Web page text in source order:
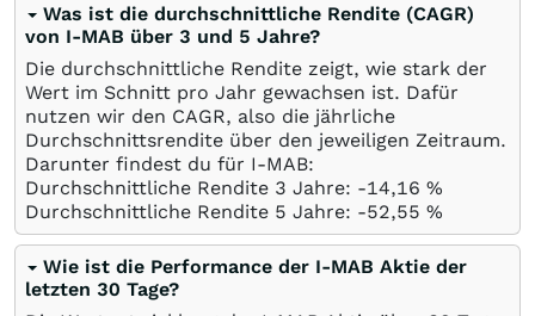
Was ist die durchschnittliche Rendite (CAGR)
von I-MAB über 3 und 5 Jahre?
Die durchschnittliche Rendite zeigt, wie stark der
Wert im Schnitt pro Jahr gewachsen ist. Dafür
nutzen wir den CAGR, also die jährliche
Durchschnittsrendite über den jeweiligen Zeitraum.
Darunter findest du für I-MAB:
Durchschnittliche Rendite 3 Jahre: -14,16 %
Durchschnittliche Rendite 5 Jahre: -52,55 %
Wie ist die Performance der I-MAB Aktie der
letzten 30 Tage?